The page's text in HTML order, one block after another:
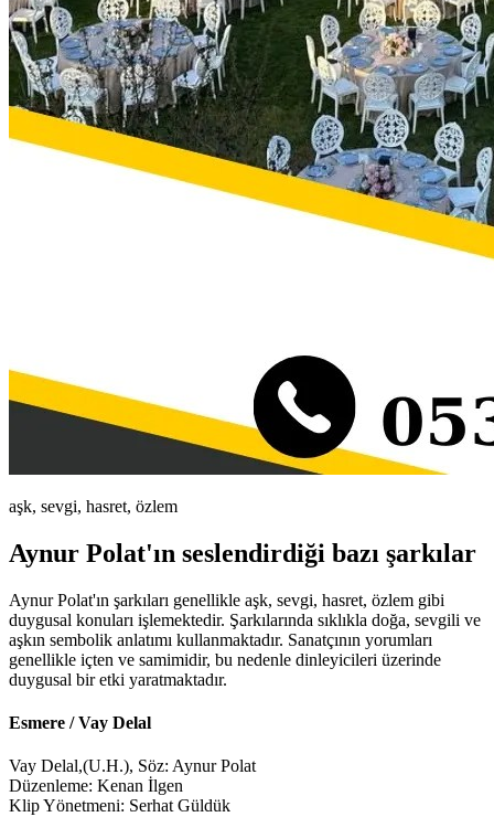
aşk, sevgi, hasret, özlem
Aynur Polat'ın seslendirdiği bazı şarkılar
Aynur Polat'ın şarkıları genellikle aşk, sevgi, hasret, özlem gibi
duygusal konuları işlemektedir. Şarkılarında sıklıkla doğa, sevgili ve
aşkın sembolik anlatımı kullanmaktadır. Sanatçının yorumları
genellikle içten ve samimidir, bu nedenle dinleyicileri üzerinde
duygusal bir etki yaratmaktadır.
Esmere / Vay Delal
Vay Delal,(U.H.), Söz: Aynur Polat
Düzenleme: Kenan İlgen
Klip Yönetmeni: Serhat Güldük